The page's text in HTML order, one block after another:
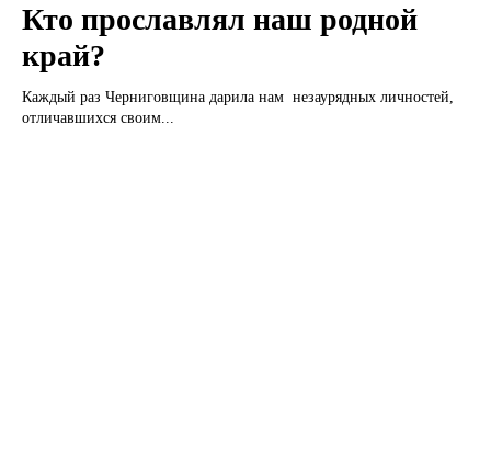
Кто прославлял наш родной
край?
Каждый раз Черниговщина дарила нам незаурядных личностей,
отличавшихся своим...